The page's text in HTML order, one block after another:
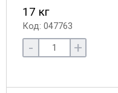
17 кг
Код: 047763
- +